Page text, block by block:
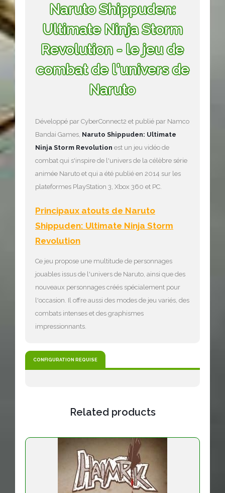
Naruto Shippuden:
Ultimate Ninja Storm
Revolution - le jeu de
combat de l'univers de
Naruto
Développé par CyberConnect2 et publié par Namco
Bandai Games, Naruto Shippuden: Ultimate
Ninja Storm Revolution est un jeu vidéo de
combat qui s'inspire de l'univers de la célèbre série
animée Naruto et qui a été publié en 2014 sur les
plateformes PlayStation 3, Xbox 360 et PC.
Principaux atouts de Naruto
Shippuden: Ultimate Ninja Storm
Revolution
Ce jeu propose une multitude de personnages
jouables issus de l'univers de Naruto, ainsi que des
nouveaux personnages créés spécialement pour
l'occasion. Il offre aussi des modes de jeu variés, des
combats intenses et des graphismes
impressionnants.
CONFIGURATION REQUISE
Related products